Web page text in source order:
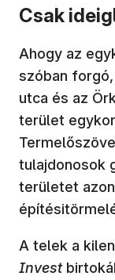
Csak
Ahogy az
szóban
utca és az
terület
tulajdonosok
területet
A telek a
Invest